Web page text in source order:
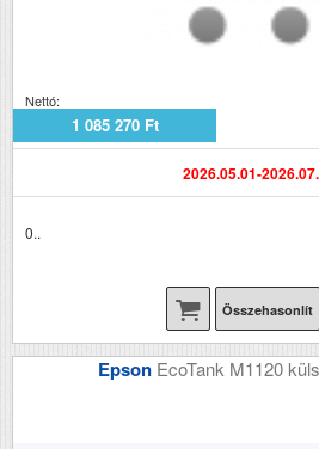
Nettó:
1 085 270 Ft
2026.05.01-
0..
Összehasonlít
Epson EcoTank M1120